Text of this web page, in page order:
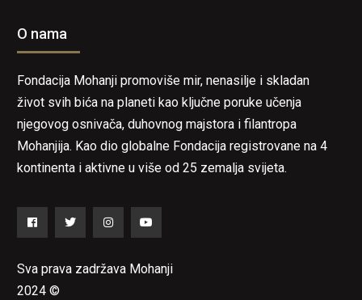
O nama
Fondacija Mohanji promoviše mir, nenasilje i skladan
život svih bića na planeti kao ključne poruke učenja
njegovog osnivača, duhovnog majstora i filantropa
Mohanjija. Kao dio globalne Fondacija registrovane na 4
kontinenta i aktivne u više od 25 zemalja svijeta.
Sva prava zadržava Mohanji
2024 ©